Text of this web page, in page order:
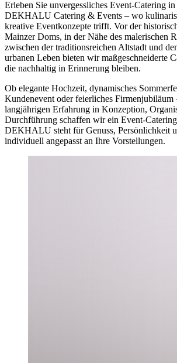
Erleben Sie unvergessliches Event-Catering
DEKHALU Catering & Events – wo
kreative Eventkonzepte trifft. Vor der
Mainzer Doms, in der Nähe des malerischen
zwischen der traditionsreichen Altstadt und
urbanen Leben bieten wir maßgeschneiderte
die nachhaltig in Erinnerung bleiben.
Ob elegante Hochzeit, dynamisches
Kundenevent oder feierliches Firmenjubiläum
langjährigen Erfahrung in Konzeption,
Durchführung schaffen wir ein Event-
DEKHALU steht für Genuss, Persönlichkeit
individuell angepasst an Ihre Vorstellungen.